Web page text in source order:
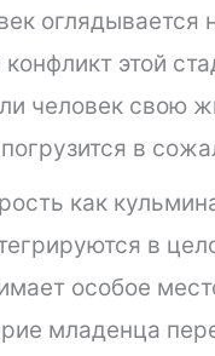
этой
человек свою
в
как
в
особое
младенца